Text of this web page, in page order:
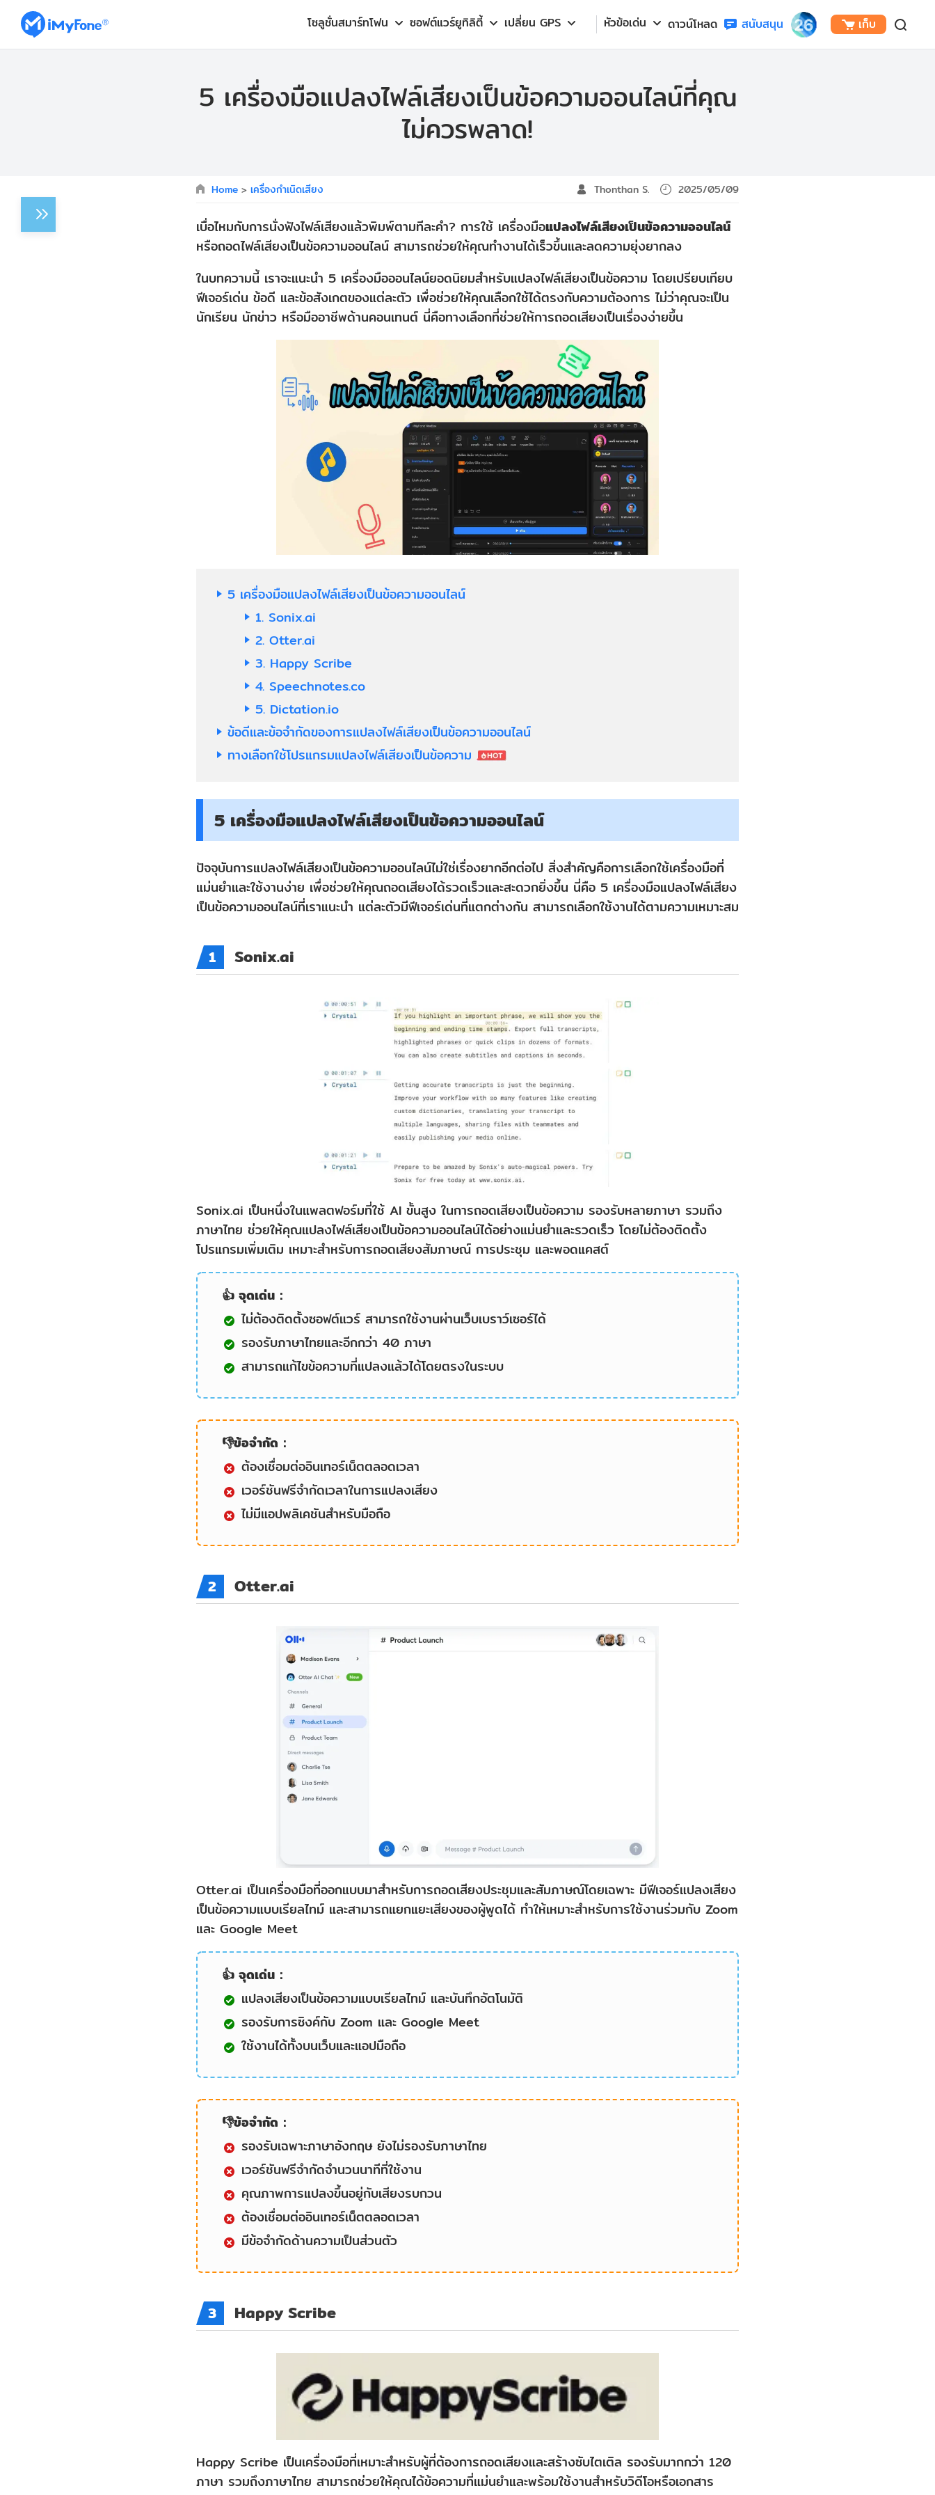
โซลูชั่นสมาร์ทโฟน ซอฟต์แวร์ยูทิลิตี้ เปลี่ยน GPS หัวข้อเด่น ดาวน์โหลด สนับสนุน เก็บ
5 เครื่องมือแปลงไฟล์เสียงเป็นข้อความออนไลน์ที่คุณ
ไม่ควรพลาด!
Home > เครื่องกำเนิดเสียง Thonthan S. 2025/05/09
เบื่อไหมกับการนั่งฟังไฟล์เสียงแล้วพิมพ์ตามทีละคำ? การใช้ เครื่องมือแปลงไฟล์เสียงเป็นข้อความออนไลน์
หรือถอดไฟล์เสียงเป็นข้อความออนไลน์ สามารถช่วยให้คุณทำงานได้เร็วขึ้นและลดความยุ่งยากลง
ในบทความนี้ เราจะแนะนำ 5 เครื่องมือออนไลน์ยอดนิยมสำหรับแปลงไฟล์เสียงเป็นข้อความ โดยเปรียบเทียบ
ฟีเจอร์เด่น ข้อดี และข้อสังเกตของแต่ละตัว เพื่อช่วยให้คุณเลือกใช้ได้ตรงกับความต้องการ ไม่ว่าคุณจะเป็น
นักเรียน นักข่าว หรือมืออาชีพด้านคอนเทนต์ นี่คือทางเลือกที่ช่วยให้การถอดเสียงเป็นเรื่องง่ายขึ้น
5 เครื่องมือแปลงไฟล์เสียงเป็นข้อความออนไลน์
1. Sonix.ai
2. Otter.ai
3. Happy Scribe
4. Speechnotes.co
5. Dictation.io
ข้อดีและข้อจำกัดของการแปลงไฟล์เสียงเป็นข้อความออนไลน์
ทางเลือกใช้โปรแกรมแปลงไฟล์เสียงเป็นข้อความ
5 เครื่องมือแปลงไฟล์เสียงเป็นข้อความออนไลน์
ปัจจุบันการแปลงไฟล์เสียงเป็นข้อความออนไลน์ไม่ใช่เรื่องยากอีกต่อไป สิ่งสำคัญคือการเลือกใช้เครื่องมือที่
แม่นยำและใช้งานง่าย เพื่อช่วยให้คุณถอดเสียงได้รวดเร็วและสะดวกยิ่งขึ้น นี่คือ 5 เครื่องมือแปลงไฟล์เสียง
เป็นข้อความออนไลน์ที่เราแนะนำ แต่ละตัวมีฟีเจอร์เด่นที่แตกต่างกัน สามารถเลือกใช้งานได้ตามความเหมาะสม
1 Sonix.ai
Sonix.ai เป็นหนึ่งในแพลตฟอร์มที่ใช้ AI ขั้นสูง ในการถอดเสียงเป็นข้อความ รองรับหลายภาษา รวมถึง
ภาษาไทย ช่วยให้คุณแปลงไฟล์เสียงเป็นข้อความออนไลน์ได้อย่างแม่นยำและรวดเร็ว โดยไม่ต้องติดตั้ง
โปรแกรมเพิ่มเติม เหมาะสำหรับการถอดเสียงสัมภาษณ์ การประชุม และพอดแคสต์
👍 จุดเด่น：
ไม่ต้องติดตั้งซอฟต์แวร์ สามารถใช้งานผ่านเว็บเบราว์เซอร์ได้
รองรับภาษาไทยและอีกกว่า 40 ภาษา
สามารถแก้ไขข้อความที่แปลงแล้วได้โดยตรงในระบบ
👎ข้อจำกัด：
ต้องเชื่อมต่ออินเทอร์เน็ตตลอดเวลา
เวอร์ชันฟรีจำกัดเวลาในการแปลงเสียง
ไม่มีแอปพลิเคชันสำหรับมือถือ
2 Otter.ai
Otter.ai เป็นเครื่องมือที่ออกแบบมาสำหรับการถอดเสียงประชุมและสัมภาษณ์โดยเฉพาะ มีฟีเจอร์แปลงเสียง
เป็นข้อความแบบเรียลไทม์ และสามารถแยกแยะเสียงของผู้พูดได้ ทำให้เหมาะสำหรับการใช้งานร่วมกับ Zoom
และ Google Meet
👍 จุดเด่น：
แปลงเสียงเป็นข้อความแบบเรียลไทม์ และบันทึกอัตโนมัติ
รองรับการซิงค์กับ Zoom และ Google Meet
ใช้งานได้ทั้งบนเว็บและแอปมือถือ
👎ข้อจำกัด：
รองรับเฉพาะภาษาอังกฤษ ยังไม่รองรับภาษาไทย
เวอร์ชันฟรีจำกัดจำนวนนาทีที่ใช้งาน
คุณภาพการแปลงขึ้นอยู่กับเสียงรบกวน
ต้องเชื่อมต่ออินเทอร์เน็ตตลอดเวลา
มีข้อจำกัดด้านความเป็นส่วนตัว
3 Happy Scribe
Happy Scribe เป็นเครื่องมือที่เหมาะสำหรับผู้ที่ต้องการถอดเสียงและสร้างซับไตเติล รองรับมากกว่า 120
ภาษา รวมถึงภาษาไทย สามารถช่วยให้คุณได้ข้อความที่แม่นยำและพร้อมใช้งานสำหรับวิดีโอหรือเอกสาร